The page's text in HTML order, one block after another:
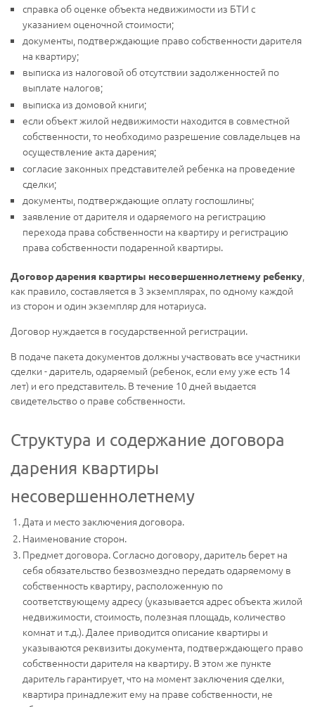
справка об оценке объекта недвижимости из БТИ с
указанием оценочной стоимости;
документы, подтверждающие право собственности дарителя
на квартиру;
выписка из налоговой об отсутствии задолженностей по
выплате налогов;
выписка из домовой книги;
если объект жилой недвижимости находится в совместной
собственности, то необходимо разрешение совладельцев на
осуществление акта дарения;
согласие законных представителей ребенка на проведение
сделки;
документы, подтверждающие оплату госпошлины;
заявление от дарителя и одаряемого на регистрацию
перехода права собственности на квартиру и регистрацию
права собственности подаренной квартиры.
Договор дарения квартиры несовершеннолетнему ребенку,
как правило, составляется в 3 экземплярах, по одному каждой
из сторон и один экземпляр для нотариуса.
Договор нуждается в государственной регистрации.
В подаче пакета документов должны участвовать все участники
сделки - даритель, одаряемый (ребенок, если ему уже есть 14
лет) и его представитель. В течение 10 дней выдается
свидетельство о праве собственности.
Структура и содержание договора
дарения квартиры
несовершеннолетнему
Дата и место заключения договора.
Наименование сторон.
Предмет договора. Согласно договору, даритель берет на
себя обязательство безвозмездно передать одаряемому в
собственность квартиру, расположенную по
соответствующему адресу (указывается адрес объекта жилой
недвижимости, стоимость, полезная площадь, количество
комнат и т.д.). Далее приводится описание квартиры и
указываются реквизиты документа, подтверждающего право
собственности дарителя на квартиру. В этом же пункте
даритель гарантирует, что на момент заключения сделки,
квартира принадлежит ему на праве собственности, не